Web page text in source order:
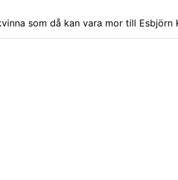
som då kan vara mor till Esbjörn